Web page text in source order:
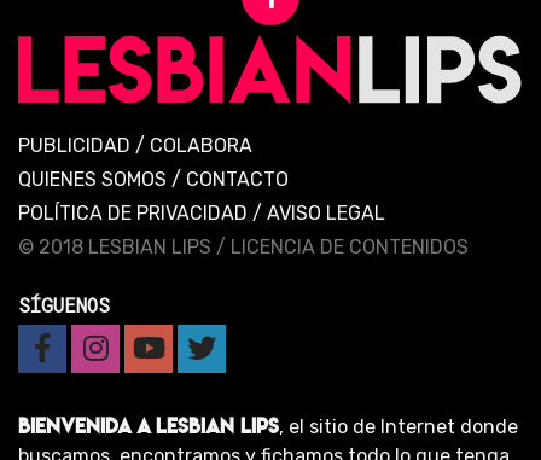
PUBLICIDAD / COLABORA
QUIENES SOMOS / CONTACTO
POLÍTICA DE PRIVACIDAD / AVISO LEGAL
© 2018 LESBIAN LIPS / LICENCIA DE CONTENIDOS
SÍGUENOS
BIENVENIDA A LESBIAN LIPS, el sitio de Internet donde